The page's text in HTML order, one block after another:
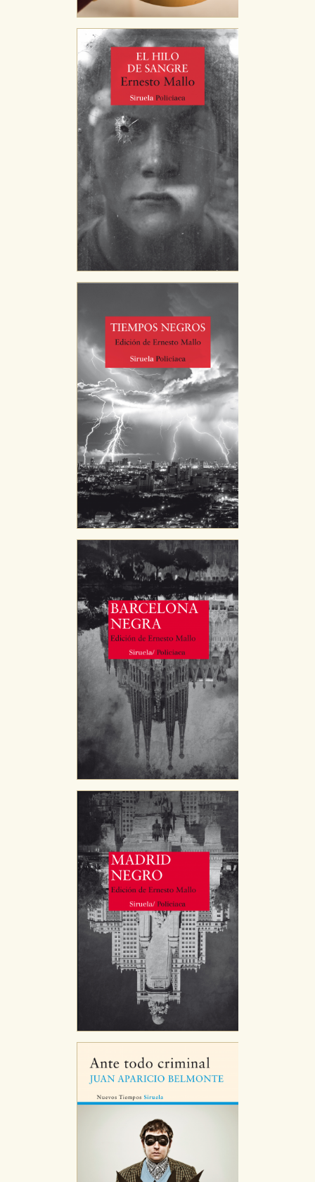
HABILITAR TODO RECHAZAR TODO
Cookies necesarias
Estas cookies son necesarias para que nuestro sitio
web funcione y no es posible deshabilitarlas desde
nuestro sistema. Es posible hacerlo desde el
navegador, pero en ese caso es posible que algunas
áreas de nuestra web dejen de funcionar
correctamente.
Cookies de rendimiento y analíticas
Estas cookies se utilizan para mejorar su experiencia
de navegación y optimizar el funcionamiento de
nuestro sitio web. Almacenan configuraciones de
servicios para que no tenga que reconfigurarlos cada
vez que nos visita. La información es agregada y, por lo
tanto, es anónima.
Cookies de publicidad y redes sociales
Estas cookies son gestionadas por nuestros socios
publicitarios y se utilizan para mostrar publicidad
relevante para sus intereses en otros sitios. No
almacenan directamente información personal sino
que se basan en la identificación única de su
navegador y dispositivo de internet.
GUARDAR CONFIGURACIÓN
política de cookies